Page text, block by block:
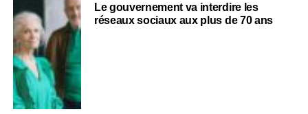
Le gouvernement va interdire les
réseaux sociaux aux plus de 70 ans